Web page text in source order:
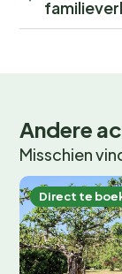
Andere
Misschien
Direct te